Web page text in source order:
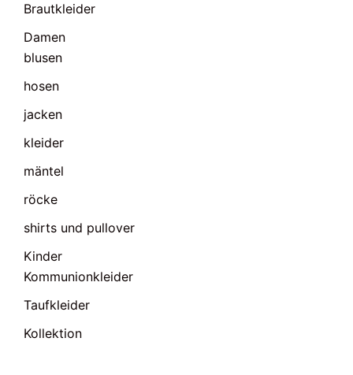
Brautkleider
Damen
blusen
hosen
jacken
kleider
mäntel
röcke
shirts und pullover
Kinder
Kommunionkleider
Taufkleider
Kollektion